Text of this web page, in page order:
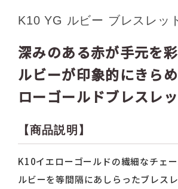
K10 YG ルビー ブレスレッ
深みのある赤が手元を彩
ルビーが印象的にきら
ローゴールドブレスレ
【商品説明】
K10イエローゴールドの繊細なチェ
ルビーを等間隔にあしらったブレス